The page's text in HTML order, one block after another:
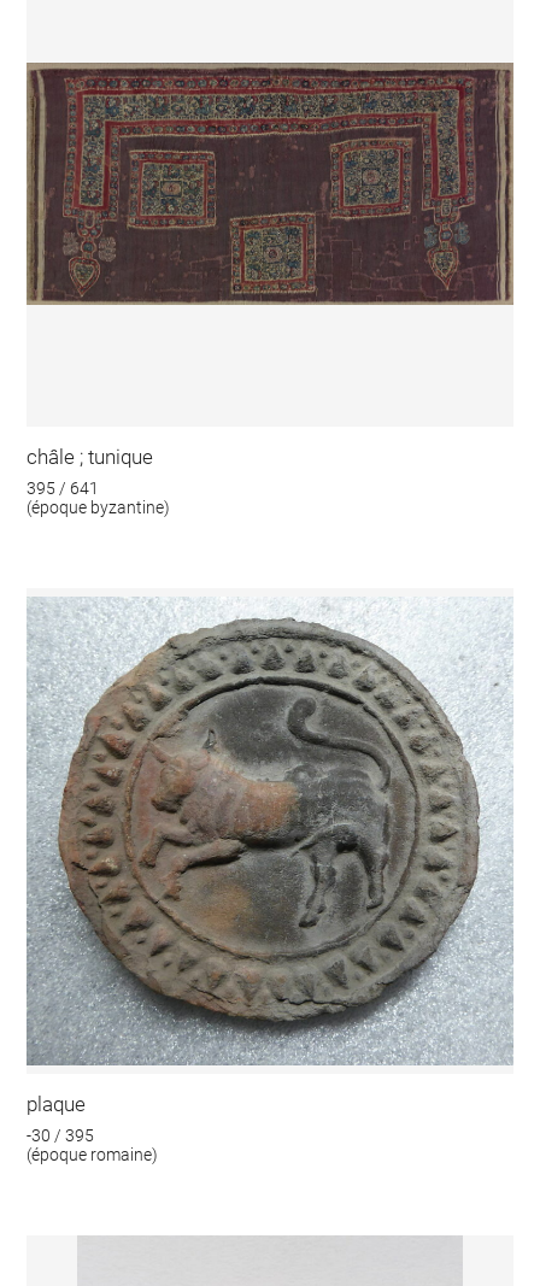
châle ; tunique
395 / 641
(époque byzantine)
plaque
-30 / 395
(époque romaine)